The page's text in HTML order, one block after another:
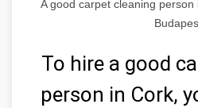
A good carpet cleaning
To hire a good
person in Cork,